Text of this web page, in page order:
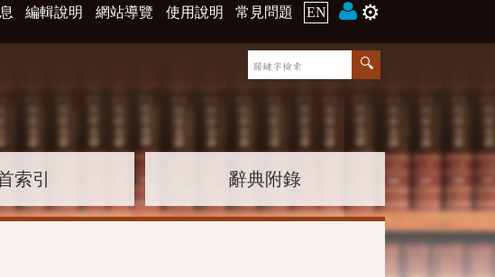
編輯說明 網站導覽 使用說明 常見問題 EN ⚙️
索引 辭典附錄